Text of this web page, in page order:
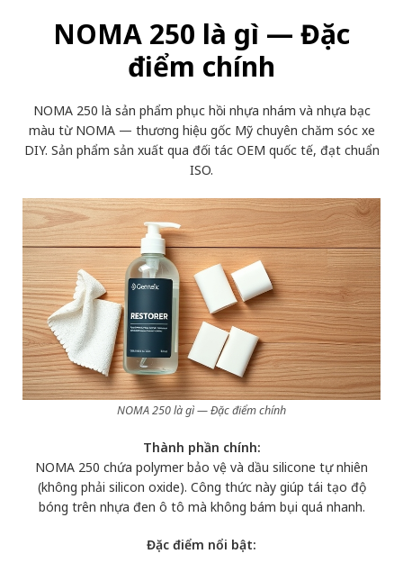
NOMA 250 là gì — Đặc
điểm chính
NOMA 250 là sản phẩm phục hồi nhựa nhám và nhựa bạc
màu từ NOMA— thương hiệu gốc Mỹ chuyên chăm sóc xe
DIY. Sản phẩm sản xuất qua đối tác OEM quốc tế, đạt chuẩn
ISO.
NOMA 250 là gì — Đặc điểm chính
Thành phần chính:
NOMA 250 chứa polymer bảo vệ và dầu silicone tự nhiên
(không phải silicon oxide). Công thức này giúp tái tạo độ
bóng trên nhựa đen ô tô mà không bám bụi quá nhanh.
Đặc điểm nổi bật: